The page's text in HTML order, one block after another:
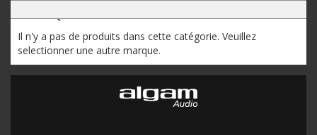
OPTIQUES
Il n'y a pas de produits dans cette catégorie. Veuillez
selectionner une autre marque.